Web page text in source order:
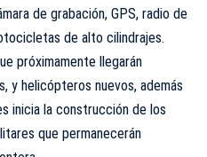
de grabación, GPS, radio de
de alto cilindrajes.
próximamente llegarán
y helicópteros nuevos, además
inicia la construcción de los
que permanecerán